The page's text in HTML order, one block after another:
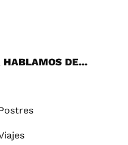
HABLAMOS DE...